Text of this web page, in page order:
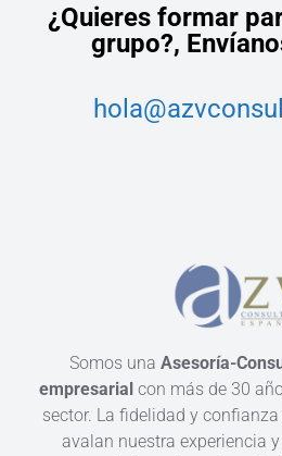
¿Quieres formar
grupo?,
Somos una Asesoría-
empresarial con más de 30
sector. La fidelidad y
avalan nuestra experiencia